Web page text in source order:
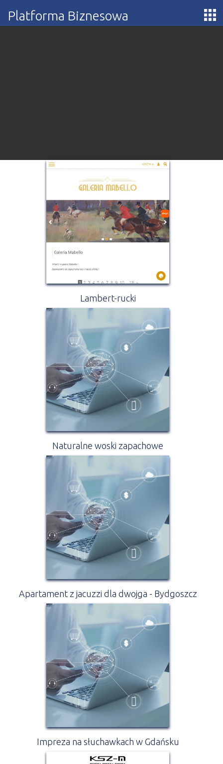
Platforma Biznesowa
Lambert-rucki
Naturalne woski zapachowe
Apartament z jacuzzi dla dwojga - Bydgoszcz
Impreza na słuchawkach w Gdańsku